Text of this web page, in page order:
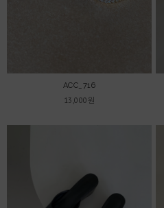
ACC_716
13,000원